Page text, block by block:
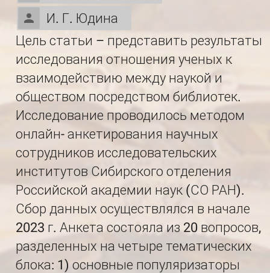
И. Г. Юдина
Цель статьи – представить результаты
исследования отношения ученых к
взаимодействию между наукой и
обществом посредством библиотек.
Исследование проводилось методом
онлайн- анкетирования научных
сотрудников исследовательских
институтов Сибирского отделения
Российской академии наук (СО РАН).
Сбор данных осуществлялся в начале
2023 г. Анкета состояла из 20 вопросов,
разделенных на четыре тематических
блока: 1) основные популяризаторы